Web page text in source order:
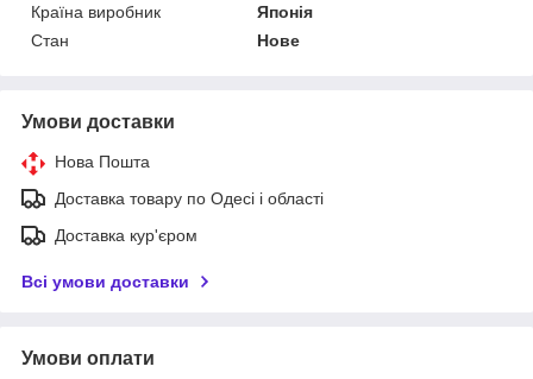
Країна виробник
Японія
Стан
Нове
Умови доставки
Нова Пошта
Доставка товару по Одесі і області
Доставка кур'єром
Всі умови доставки
Умови оплати